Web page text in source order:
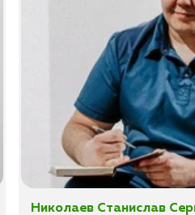
Николаев Станислав